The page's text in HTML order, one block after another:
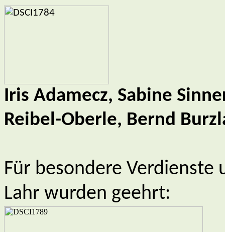
Iris Adamecz, Sabine
Reibel-Oberle, Bernd
Für besondere Verdienste
Lahr wurden geehrt: